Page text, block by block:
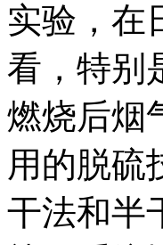
实验，在
看，特别
燃烧后烟
用的脱硫
干法和半